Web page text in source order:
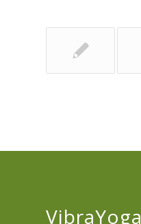
VibraYoga